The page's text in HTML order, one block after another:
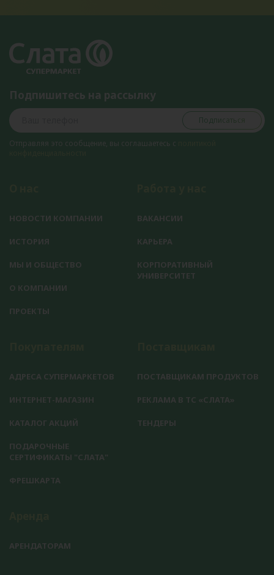
Подпишитесь на рассылку
Подписаться
Отправляя это сообщение, вы соглашаетесь с
НОВОСТИ КОМПАНИИ
ИСТОРИЯ
МЫ И ОБЩЕСТВО
О КОМПАНИИ
ПРОЕКТЫ
ВАКАНСИИ
КАРЬЕРА
КОРПОРАТИВНЫЙ
УНИВЕРСИТЕТ
АДРЕСА СУПЕРМАРКЕТОВ
ИНТЕРНЕТ-МАГАЗИН
КАТАЛОГ АКЦИЙ
ПОДАРОЧНЫЕ
СЕРТИФИКАТЫ "СЛАТА"
ФРЕШКАРТА
ПОСТАВЩИКАМ ПРОДУКТОВ
РЕКЛАМА В ТС «СЛАТА»
ТЕНДЕРЫ
АРЕНДАТОРАМ